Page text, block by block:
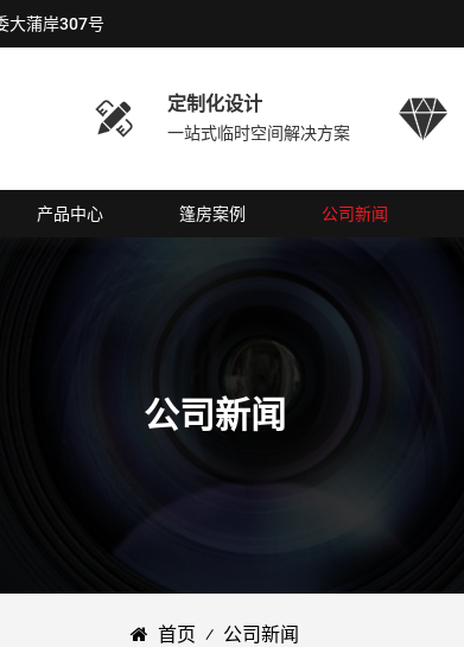
大蒲岸307号
 定制化设计
一站式临时空间解决方案 
产品中心 篷房案例 公司新闻
公司新闻
首页 ⁄ 公司新闻